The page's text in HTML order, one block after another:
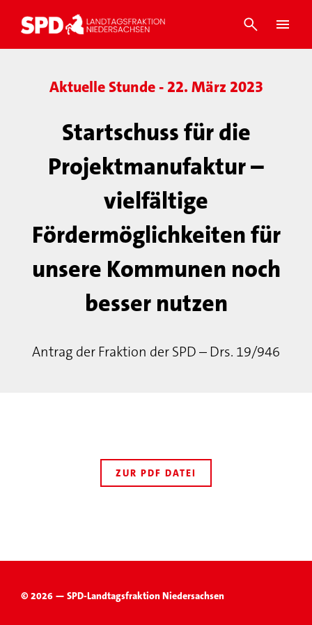
Aktuelle Stunde - 22. März 2023
Startschuss für die
Projektmanufaktur –
vielfältige
Fördermöglichkeiten für
unsere Kommunen noch
besser nutzen
Antrag der Fraktion der SPD – Drs. 19/946
ZUR PDF DATEI
© 2026 — SPD-Landtagsfraktion Niedersachsen